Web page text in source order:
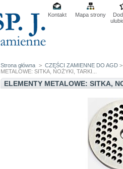
Kontakt Mapa strony
Strona główna > CZĘŚCI ZAMIENNE DO AGD
METALOWE: SITKA, NOŻYKI, TARKI...
ELEMENTY METALOWE: SITKA,